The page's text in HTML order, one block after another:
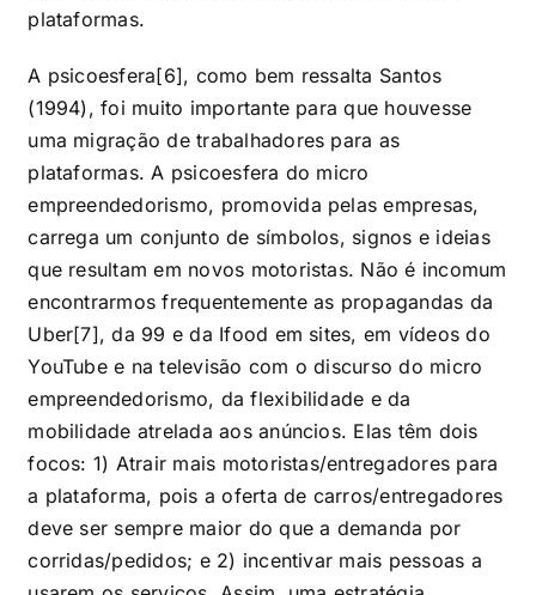
plataformas.
A psicoesfera[6], como bem ressalta Santos
(1994), foi muito importante para que houvesse
uma migração de trabalhadores para as
plataformas. A psicoesfera do micro
empreendedorismo, promovida pelas empresas,
carrega um conjunto de símbolos, signos e ideias
que resultam em novos motoristas. Não é incomum
encontrarmos frequentemente as propagandas da
Uber[7], da 99 e da Ifood em sites, em vídeos do
YouTube e na televisão com o discurso do micro
empreendedorismo, da flexibilidade e da
mobilidade atrelada aos anúncios. Elas têm dois
focos: 1) Atrair mais motoristas/entregadores para
a plataforma, pois a oferta de carros/entregadores
deve ser sempre maior do que a demanda por
corridas/pedidos; e 2) incentivar mais pessoas a